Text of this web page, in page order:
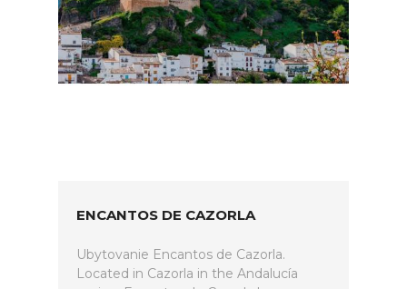
ENCANTOS DE CAZORLA
Ubytovanie Encantos de Cazorla.
Located in Cazorla in the Andalucía